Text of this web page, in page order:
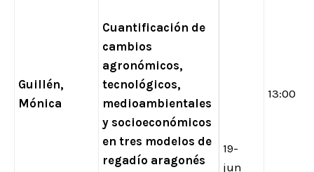
Guillén,
Mónica
Cuantificación de
cambios
agronómicos,
tecnológicos,
medioambientales
y socioeconómicos
en tres modelos de
regadío aragonés
19-
jun
13:00